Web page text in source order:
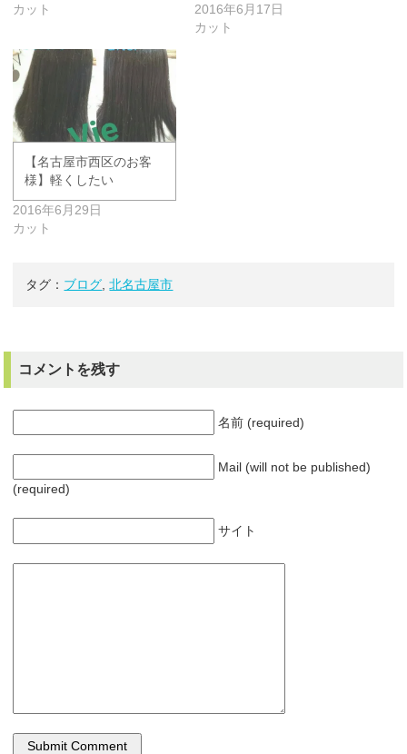
カット
2016年6月17日
カット
【名古屋市西区のお客
様】軽くしたい
2016年6月29日
カット
タグ： ブログ ,北名古屋市
コメントを残す
名前 (required)
Mail (will not be published)
(required)
サイト